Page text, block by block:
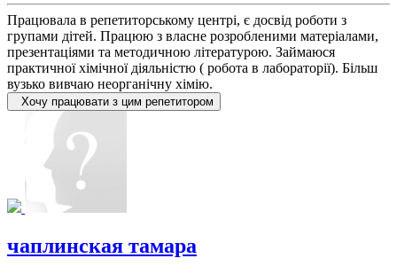
Працювала в репетиторському центрі, є досвід роботи з
групами дітей. Працюю з власне розробленими матеріалами,
презентаціями та методичною літературою. Займаюся
практичної хімічної діяльністю ( робота в лабораторії). Більш
вузько вивчаю неорганічну хімію.
Хочу працювати з цим репетитором
чаплинская тамара